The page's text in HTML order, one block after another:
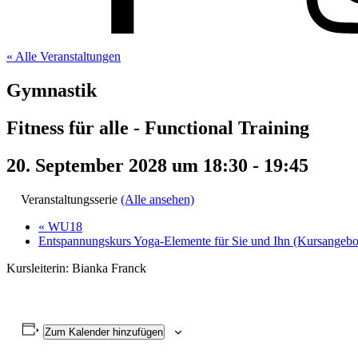
« Alle Veranstaltungen
Gymnastik
Fitness für alle - Functional Training
20. September 2028 um 18:30 - 19:45
Veranstaltungsserie (Alle ansehen)
« WU18
Entspannungskurs Yoga-Elemente für Sie und Ihn
Kursleiterin: Bianka Franck
Zum Kalender hinzufügen